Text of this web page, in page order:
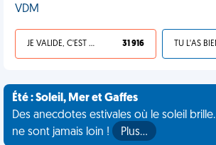
VDM
JE VALIDE, C'EST UNE VDM 31 916
Été : Soleil, Mer et Gaffes
Des anecdotes estivales où le soleil
ne sont jamais loin !
Plus…